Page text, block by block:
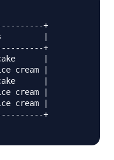
+
|
+
|
cream |
|
cream |
cream |
+